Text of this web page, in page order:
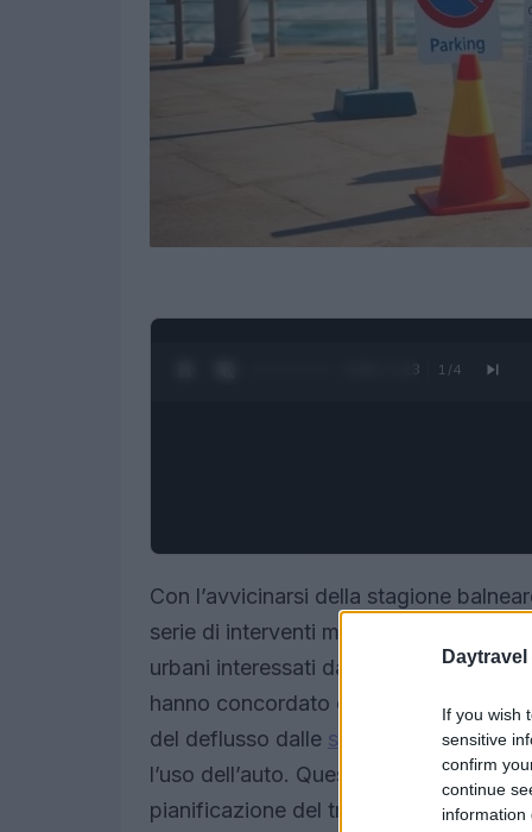
Daytravel
If you wish
sensitive
confirm
continue
information
0:27 / 1:23 1 /4
Con l’avvicinarsi della stagione
serie di interventi mirati per garantire
urbani interessati da flussi turistici e
hanno concordato dispositivi operativi
del deflusso dalle spiagge
, fino al
l’uso dell’auto. Questo pacchetto di
pianificazione del traffico e incentivi